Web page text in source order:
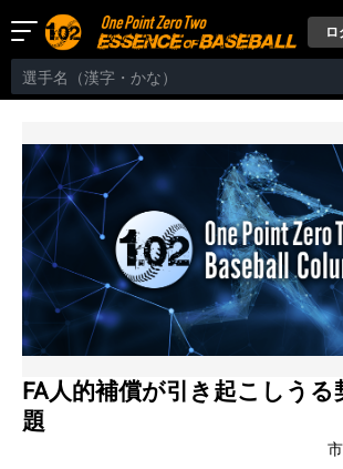
FA人的補償が引き起こしうる
題